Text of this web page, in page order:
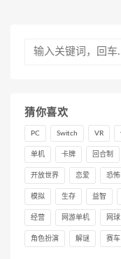
猜你喜欢
PC Switch VR
单机 卡牌 回合制
开放世界 恋爱 恐怖
模拟 生存 益智
经营 网游单机 网球
角色扮演 解谜 赛车